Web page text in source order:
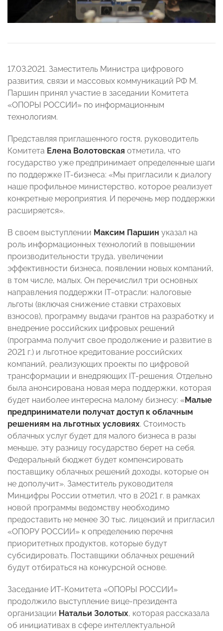
17.03.2021. Заместитель Министра цифрового
развития, связи и массовых коммуникаций РФ М.
Паршин принял участие в заседании Комитета
«ОПОРЫ РОССИИ» по информационным
технологиям.
Представляя приглашенного гостя, руководитель
Комитета Елена Волотовская отметила, что
государство уже предпринимает определенные шаги
по поддержке IT-бизнеса: «Мы пригласили к диалогу
наше профильное министерство, которое реализует
конкретные мероприятия. И перечень мер поддержки
расширяется».
В своем выступлении Максим Паршин указал на
роль информационных технологий в повышении
производительности труда, увеличении
эффективности бизнеса, появлении новых компаний,
в том числе, малых. Он перечислил три основных
направления поддержки IT-отрасли: налоговые
льготы (включая снижение ставки страховых
взносов), программу выдачи грантов на разработку и
внедрение российских цифровых решений
(программа получит свое продолжение и развитие в
2021 г.) и льготное кредитование российских
компаний, реализующих проекты по цифровой
трансформации и внедряющих IT-решения. Отдельно
была анонсирована новая мера поддержки, которая
будет наиболее интересна малому бизнесу: « Малые
предприниматели получат доступ к облачным
решениям на льготных условиях. Стоимость
облачных услуг будет для малого бизнеса в разы
меньше, эту разницу государство берет на себя.
Федеральный бюджет будет компенсировать
поставщику облачных решений доходы, которые он
не дополучит». Заместитель руководителя
Минцифры России отметил, что в 2021 г. в рамках
новой программы ведомству необходимо
предоставить не менее 30 тыс. лицензий и пригласил
«ОПОРУ РОССИИ» к определению перечня
приоритетных продуктов, которые будут
субсидировать. Поставщики облачных решений
будут отбираться на конкурсной основе.
Заседание ИТ-Комитета «ОПОРЫ РОССИИ»
продолжило выступление вице-президента
организации Натальи Золотых, которая рассказала
об инициативах в сфере интеллектуальной